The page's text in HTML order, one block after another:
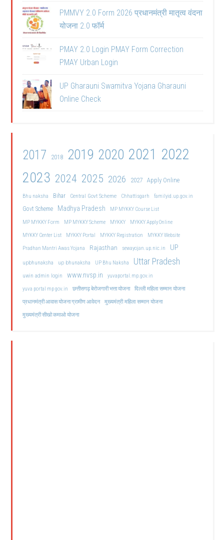
PMMVY 2.0 Form 2026 प्रधानमंत्री मातृत्व वंदना
योजना 2.0 फॉर्म
PMAY 2.0 Login PMAY Form Correction
PMAY Urban Login
UP Gharauni Swamitva Yojana Gharauni
Online Check
2017 2018 2019 2020 2021 2022
2023 2024 2025 2026 2027 Apply Online
Bhu naksha Bihar Central Govt Scheme Chhattisgarh familyid.up.gov.in
Govt Scheme Madhya Pradesh
MP MYKKY Course List
MP MYKKY Form
MP MYKKY Scheme MYKKY
MYKKY Apply Online
MYKKY Center List
MYKKY Portal MYKKY Registration
MYKKY Website
Pradhan Mantri Awas Yojana
Rajasthan sewayojan.up.nic.in UP
upbhunaksha up bhunaksha UP Bhu Naksha Uttar Pradesh
uwin admin login www.nvsp.in
yuvaportal.mp.gov.in
yuva portal mp gov.in
छत्तीसगढ़ बेरोजगारी भत्ता योजना दिल्ली महिला सम्मान योजना
प्रधानमंत्री आवास योजना ग्रामीण आवेदन मुख्यमंत्री महिला सम्मान योजना
मुख्यमंत्री सीखो कमाओ योजना